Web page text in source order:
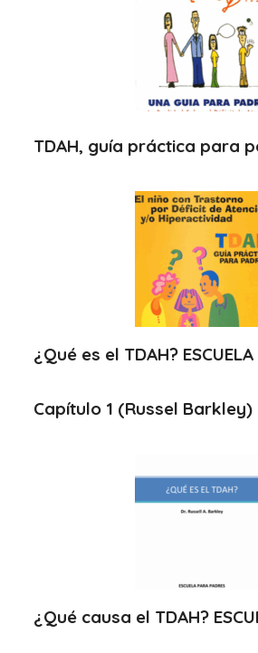
TDAH, guía práctica para
¿Qué es el TDAH? ESCUELA
Capítulo 1 (Russel Barkley)
¿Qué causa el TDAH?